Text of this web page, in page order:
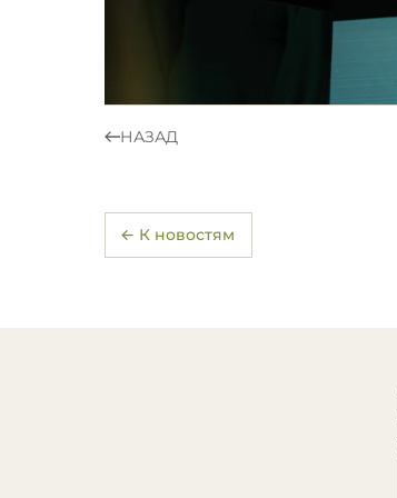
НАЗАД
← К новостям